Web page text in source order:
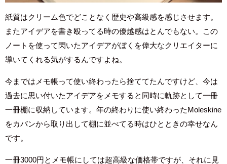
紙質はクリーム色でどことなく歴史や高級感を感じさせます。
またアイデアを書き殴ってる時の優越感はとんでもない。この
ノートを使って閃いたアイデアがぼくを偉大なクリエイターに
導いてくれる気がするんですよね。
今まではメモ帳って使い終わったら捨ててたんですけど、今は
過去に思い付いたアイデアをメモすると同時に軌跡として一冊
一冊棚に収納しています。年の終わりに使い終わったMoleskine
をカバンから取り出して棚に並べてる時はひとときの幸せなん
です。
一冊3000円とメモ帳にしては超高級な価格帯ですが、それに見